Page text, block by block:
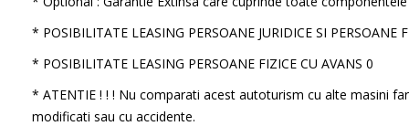
* POSIBILITATE LEASING PERSOANE JURIDICE SI PERSOANE
* POSIBILITATE LEASING PERSOANE FIZICE CU AVANS 0
* ATENTIE ! ! ! Nu comparati acest autoturism cu alte masini
modificati sau cu accidente.